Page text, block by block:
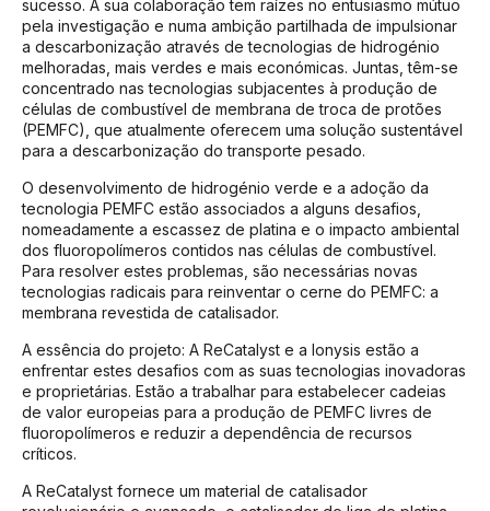
sucesso. A sua colaboração tem raízes no entusiasmo mútuo
pela investigação e numa ambição partilhada de impulsionar
a descarbonização através de tecnologias de hidrogénio
melhoradas, mais verdes e mais económicas. Juntas, têm-se
concentrado nas tecnologias subjacentes à produção de
células de combustível de membrana de troca de protões
(PEMFC), que atualmente oferecem uma solução sustentável
para a descarbonização do transporte pesado.
O desenvolvimento de hidrogénio verde e a adoção da
tecnologia PEMFC estão associados a alguns desafios,
nomeadamente a escassez de platina e o impacto ambiental
dos fluoropolímeros contidos nas células de combustível.
Para resolver estes problemas, são necessárias novas
tecnologias radicais para reinventar o cerne do PEMFC: a
membrana revestida de catalisador.
A essência do projeto: A ReCatalyst e a Ionysis estão a
enfrentar estes desafios com as suas tecnologias inovadoras
e proprietárias. Estão a trabalhar para estabelecer cadeias
de valor europeias para a produção de PEMFC livres de
fluoropolímeros e reduzir a dependência de recursos
críticos.
A ReCatalyst fornece um material de catalisador